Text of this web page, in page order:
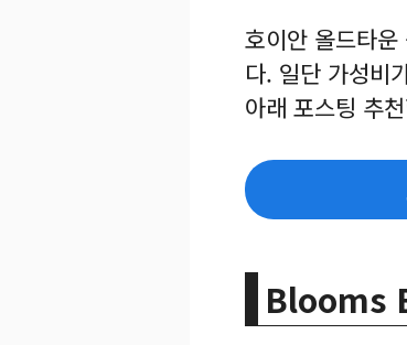
호이안 올드타
다. 일단 가성비
아래 포스팅 추
Blooms